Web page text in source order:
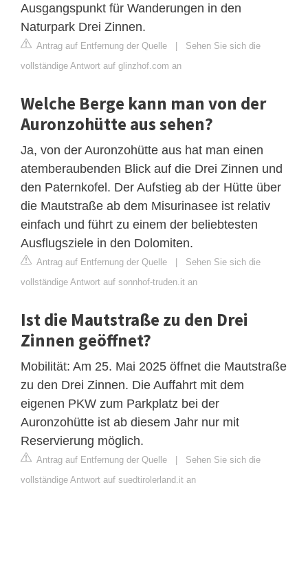
Ausgangspunkt für Wanderungen in den
Naturpark Drei Zinnen.
Antrag auf Entfernung der Quelle | Sehen Sie sich die
vollständige Antwort auf glinzhof.com an
Welche Berge kann man von der
Auronzohütte aus sehen?
Ja, von der Auronzohütte aus hat man einen
atemberaubenden Blick auf die Drei Zinnen und
den Paternkofel. Der Aufstieg ab der Hütte über
die Mautstraße ab dem Misurinasee ist relativ
einfach und führt zu einem der beliebtesten
Ausflugsziele in den Dolomiten.
Antrag auf Entfernung der Quelle | Sehen Sie sich die
vollständige Antwort auf sonnhof-truden.it an
Ist die Mautstraße zu den Drei
Zinnen geöffnet?
Mobilität: Am 25. Mai 2025 öffnet die Mautstraße
zu den Drei Zinnen. Die Auffahrt mit dem
eigenen PKW zum Parkplatz bei der
Auronzohütte ist ab diesem Jahr nur mit
Reservierung möglich.
Antrag auf Entfernung der Quelle | Sehen Sie sich die
vollständige Antwort auf suedtirolerland.it an